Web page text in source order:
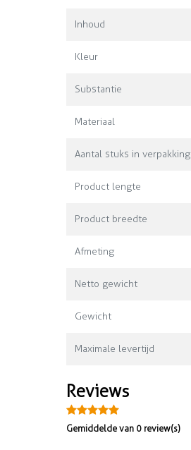
Inhoud
Kleur
Substantie
Materiaal
Aantal stuks in verpakking
Product lengte
Product breedte
Afmeting
Netto gewicht
Gewicht
Maximale levertijd
Reviews
Gemiddelde van 0 review(s)